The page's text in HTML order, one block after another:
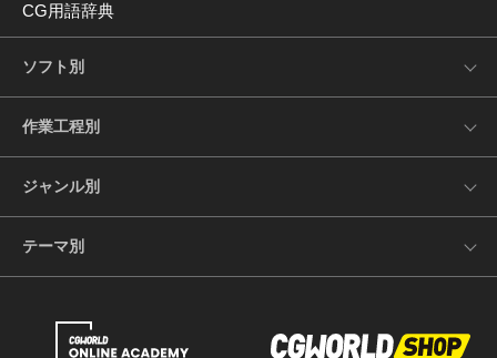
CG用語辞典
ソフト別
作業工程別
ジャンル別
テーマ別